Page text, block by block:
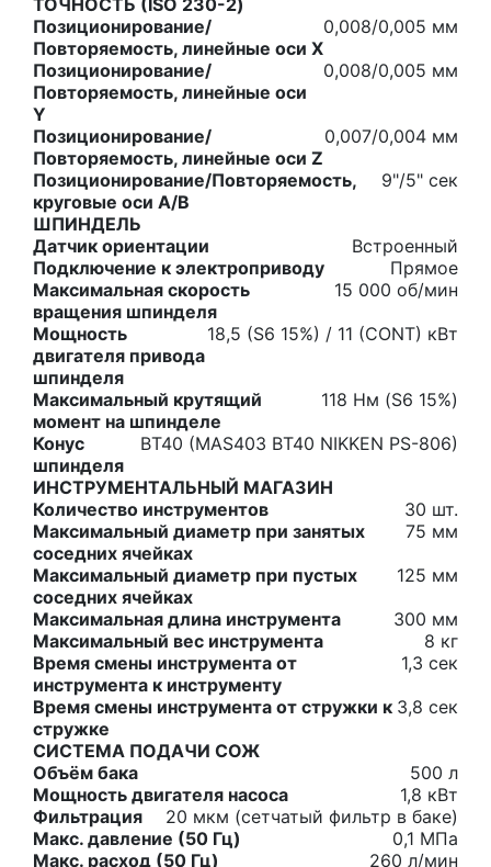
ТОЧНОСТЬ (ISO 230-2)
Позиционирование/
Повторяемость, линейные оси X
0,008/0,005 мм
Позиционирование/
Повторяемость, линейные оси
Y
0,008/0,005 мм
Позиционирование/
Повторяемость, линейные оси Z
0,007/0,004 мм
Позиционирование/Повторяемость,
круговые оси A/B
9"/5" сек
ШПИНДЕЛЬ
Датчик ориентации
Встроенный
Подключение к электроприводу
Прямое
Максимальная скорость
вращения шпинделя
15 000 об/мин
Мощность
двигателя привода
шпинделя
18,5 (S6 15%) / 11 (CONT) кВт
Максимальный крутящий
момент на шпинделе
118 Нм (S6 15%)
Конус
шпинделя
BT40 (MAS403 BT40 NIKKEN PS-806)
ИНСТРУМЕНТАЛЬНЫЙ МАГАЗИН
Количество инструментов
30 шт.
Максимальный диаметр при занятых
соседних ячейках
75 мм
Максимальный диаметр при пустых
соседних ячейках
125 мм
Максимальная длина инструмента
300 мм
Максимальный вес инструмента
8 кг
Время смены инструмента от
инструмента к инструменту
1,3 сек
Время смены инструмента от стружки к
стружке
3,8 сек
СИСТЕМА ПОДАЧИ СОЖ
Объём бака
500 л
Мощность двигателя насоса
1,8 кВт
Фильтрация
20 мкм (сетчатый фильтр в баке)
Макс. давление (50 Гц)
0,1 МПа
Макс. расход (50 Гц)
260 л/мин